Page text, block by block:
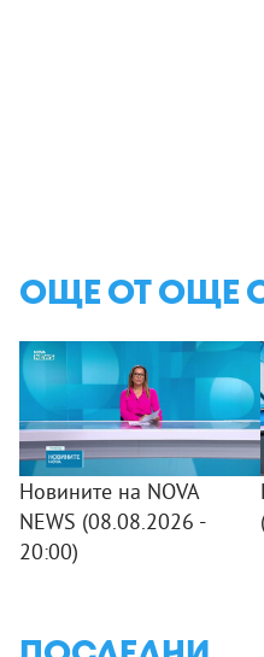
ОЩЕ ОТ ОЩЕ
Новините на NOVA
NEWS (08.08.2026 -
20:00)